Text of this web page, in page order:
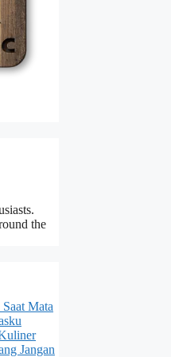
the
Mata
Jangan